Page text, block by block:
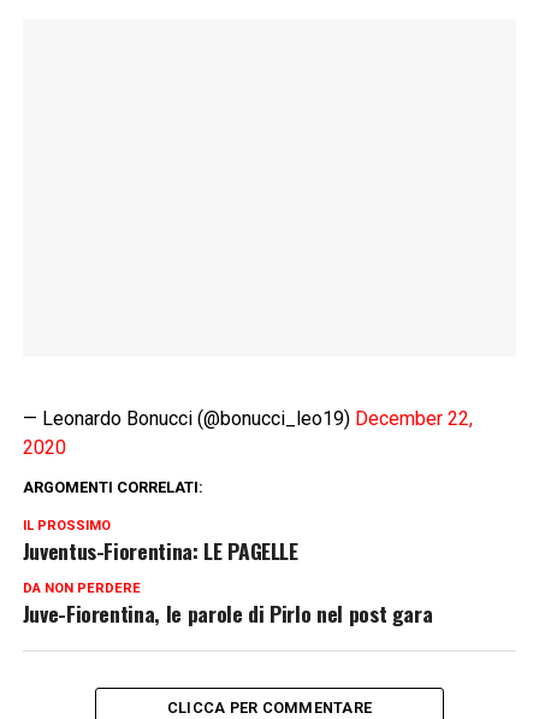
— Leonardo Bonucci (@bonucci_leo19) December 22,
2020
ARGOMENTI CORRELATI:
IL PROSSIMO
Juventus-Fiorentina: LE PAGELLE
DA NON PERDERE
Juve-Fiorentina, le parole di Pirlo nel post gara
CLICCA PER COMMENTARE